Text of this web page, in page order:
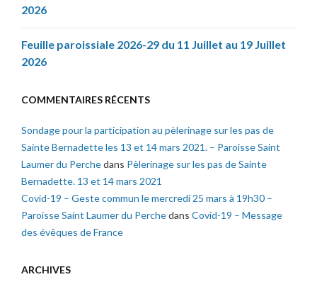
2026
Feuille paroissiale 2026-29 du 11 Juillet au 19 Juillet
2026
COMMENTAIRES RÉCENTS
Sondage pour la participation au pèlerinage sur les pas de
Sainte Bernadette les 13 et 14 mars 2021. – Paroisse Saint
Laumer du Perchedans Pèlerinage sur les pas de Sainte
Bernadette. 13 et 14 mars 2021
Covid-19 – Geste commun le mercredi 25 mars à 19h30 –
Paroisse Saint Laumer du Perchedans Covid-19 – Message
des évêques de France
ARCHIVES